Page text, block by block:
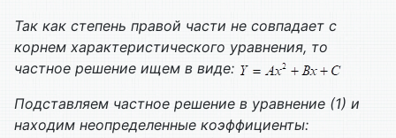
Так как степень правой части не совпадает с
корнем характеристического уравнения, то
частное решение ищем в виде:
Подставляем частное решение в уравнение (1) и
находим неопределенные коэффициенты: